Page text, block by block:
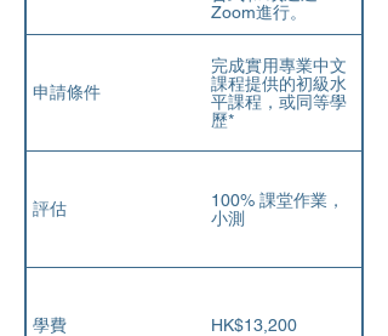
Zoom進行。
申請條件
完成實用專業中文
課程提供的初級水
平課程，或同等學
歷*
評估
100% 課堂作業，
小測
學費 HK$13,200